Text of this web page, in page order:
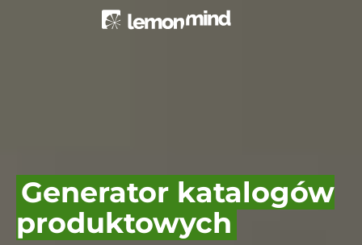
Generator katalogów
produktowych